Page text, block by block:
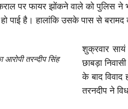
पर फायर झोंकने वाले को पुलिस ने
हो पाई है। हालांकि उसके पास से
तरन्दीप सिंह
शुक्रवार
छाबड़ा
के बाद
तरनदीप ने